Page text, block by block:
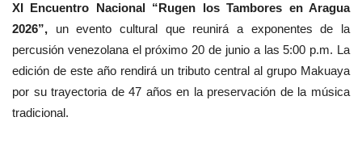
XI Encuentro Nacional “Rugen los Tambores en Aragua
2026”, un evento cultural que reunirá a exponentes de la
percusión venezolana el próximo 20 de junio a las 5:00 p.m. La
edición de este año rendirá un tributo central al grupo Makuaya
por su trayectoria de 47 años en la preservación de la música
tradicional.